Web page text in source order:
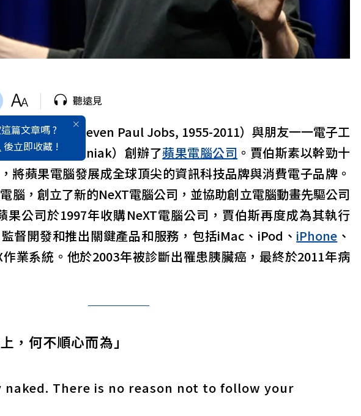
篇文章嗎 ?
後立即收藏 !
聽遠見
．賈伯斯
（Steven Paul Jobs, 1955-2011）與朋友一一電子工
（Steve Wozniak）創辦了蘋果電腦公司 。賈伯斯素以幹勁十
將蘋果電腦發展成全球頂尖的資訊科技品牌與消費電子品牌。
腦，創立了新的NeXT電腦公司，並協助創立電腦動畫先驅公司
果公司於1997年收購NeXT電腦公司，賈伯斯再度成為其執行
督開發和推出關鍵產品和服務，包括iMac、iPod、 iPhone 、
業系統。他於2003年被診斷出罹患胰臟癌，最終於2011年病
，何不順心而為」
naked. There is no reason not to follow your